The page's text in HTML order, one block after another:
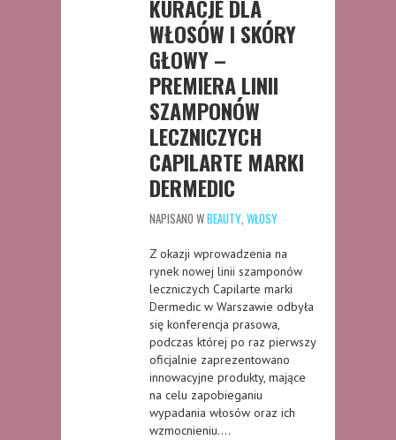
KURACJE DLA
WŁOSÓW I SKÓRY
GŁOWY –
PREMIERA LINII
SZAMPONÓW
LECZNICZYCH
CAPILARTE MARKI
DERMEDIC
NAPISANO WBEAUTY, WŁOSY
Z okazji wprowadzenia na
rynek nowej linii szamponów
leczniczych Capilarte marki
Dermedic w Warszawie odbyła
się konferencja prasowa,
podczas której po raz pierwszy
oficjalnie zaprezentowano
innowacyjne produkty, mające
na celu zapobieganiu
wypadania włosów oraz ich
wzmocnieniu….